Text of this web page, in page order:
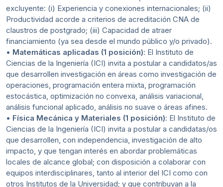
excluyente: (i) Experiencia y conexiones internacionales; (ii)
Productividad acorde a criterios de acreditación CNA de
claustros de postgrado; (iii) Capacidad de atraer
financiamiento (ya sea desde el mundo público y/o privado).
• Matemáticas aplicadas (1 posición): El Instituto de
Ciencias de la Ingeniería (ICI) invita a postular a candidatos/as
que desarrollen investigación en áreas como investigación de
operaciones, programación entera mixta, programación
estocástica, optimización no convexa, análisis variacional,
análisis funcional aplicado, análisis no suave o áreas afines.
• Física Mecánica y Materiales (1 posición): El Instituto de
Ciencias de la Ingeniería (ICI) invita a postular a candidatas/os
que desarrollen, con independencia, investigación de alto
impacto, y que tengan interés en abordar problemáticas
locales de alcance global; con disposición a colaborar con
equipos interdisciplinares, tanto al interior del ICI como con
otros Institutos de la Universidad; y que contribuyan a la